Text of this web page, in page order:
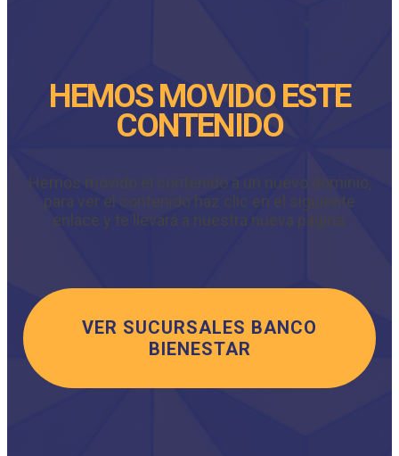
HEMOS MOVIDO ESTE
CONTENIDO
Hemos movido el contenido a un nuevo dominio,
para ver el contenido haz clic en el siguiente
enlace y te llevará a nuestra nueva página.
VER SUCURSALES BANCO
BIENESTAR